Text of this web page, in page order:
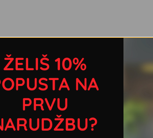
želite pripremiti ovo tradicionalno
savršena.
ŽELIŠ 10%
NA
PRVU